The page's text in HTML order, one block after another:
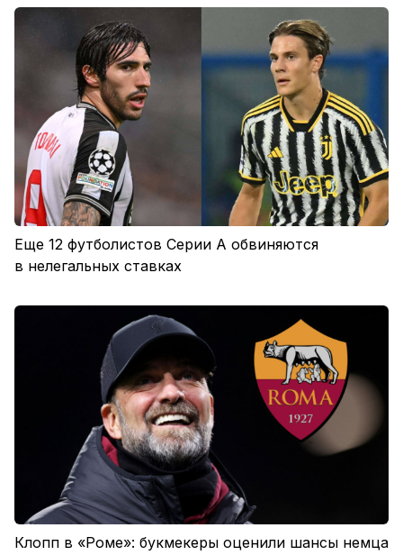
Еще 12 футболистов Серии А обвиняются
в нелегальных ставках
Клопп в «Роме»: букмекеры оценили шансы немца